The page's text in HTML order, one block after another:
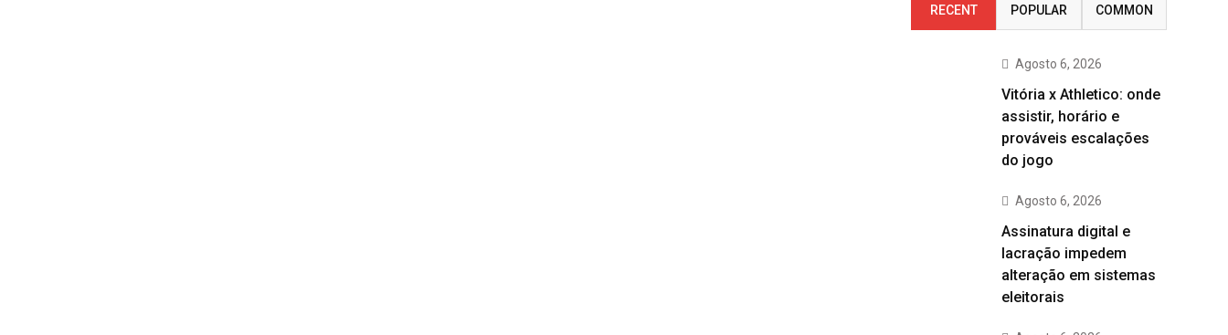
RECENT POPULAR COMMON
Agosto 6, 2026
Vitória x Athletico: onde
assistir, horário e
prováveis escalações
do jogo
Agosto 6, 2026
Assinatura digital e
lacração impedem
alteração em sistemas
eleitorais